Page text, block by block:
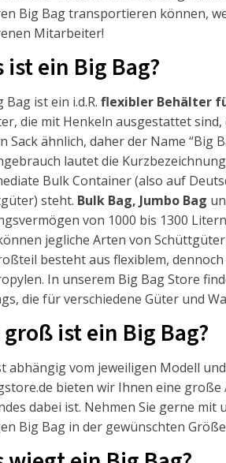
Big Bag transportieren können,
Mitarbeiter!
ist ein Big Bag?
Bag ist ein i.d.R. flexibler Behälter
die mit Henkeln ausgestattet
Sack ähnlich, daher der Name “Big
lautet die
Bulk Container (also auf
steht. Bulk Bag, Jumbo Bag
von 1000 bis 1300
jegliche Arten von
besteht aus flexiblem,
In unserem Big Bag Store
die für verschiedene Güter und
ist ein Big Bag?
abhängig vom jeweiligen Modell
bieten wir Ihnen eine große
dabei ist. Nehmen Sie gerne
Big Bag in der gewünschten